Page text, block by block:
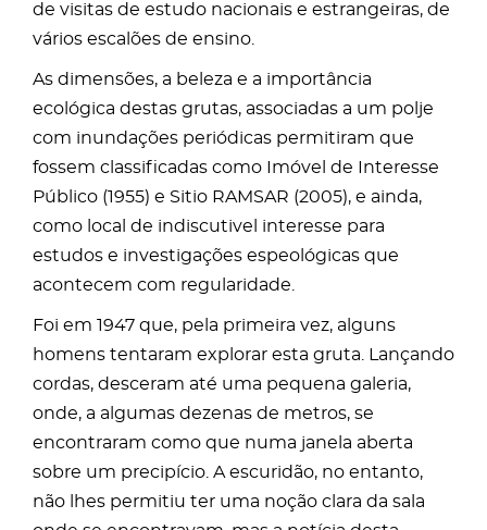
de visitas de estudo nacionais e estrangeiras, de
vários escalões de ensino.
As dimensões, a beleza e a importância
ecológica destas grutas, associadas a um polje
com inundações periódicas permitiram que
fossem classificadas como Imóvel de Interesse
Público (1955) e Sitio RAMSAR (2005), e ainda,
como local de indiscutivel interesse para
estudos e investigações espeológicas que
acontecem com regularidade.
Foi em 1947 que, pela primeira vez, alguns
homens tentaram explorar esta gruta. Lançando
cordas, desceram até uma pequena galeria,
onde, a algumas dezenas de metros, se
encontraram como que numa janela aberta
sobre um precipício. A escuridão, no entanto,
não lhes permitiu ter uma noção clara da sala